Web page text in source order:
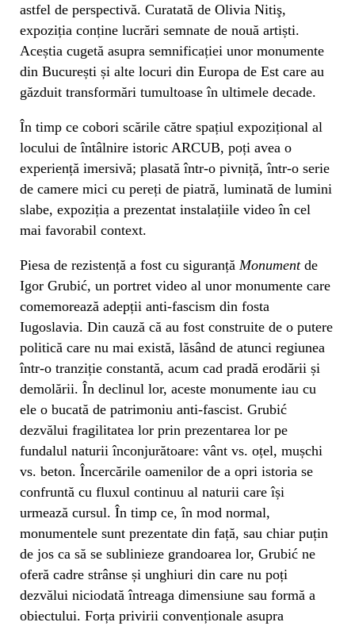
astfel de perspectivă. Curatată de Olivia Nitiş,
expoziția conține lucrări semnate de nouă artiști.
Aceștia cugetă asupra semnificației unor monumente
din București și alte locuri din Europa de Est care au
găzduit transformări tumultoase în ultimele decade.
În timp ce cobori scările către spațiul expozițional al
locului de întâlnire istoric ARCUB, poți avea o
experiență imersivă; plasată într-o pivniță, într-o serie
de camere mici cu pereți de piatră, luminată de lumini
slabe, expoziția a prezentat instalațiile video în cel
mai favorabil context.
Piesa de rezistență a fost cu siguranță Monumentde
Igor Grubić, un portret video al unor monumente care
comemorează adepții anti-fascism din fosta
Iugoslavia. Din cauză că au fost construite de o putere
politică care nu mai există, lăsând de atunci regiunea
într-o tranziție constantă, acum cad pradă erodării și
demolării. În declinul lor, aceste monumente iau cu
ele o bucată de patrimoniu anti-fascist. Grubić
dezvălui fragilitatea lor prin prezentarea lor pe
fundalul naturii înconjurătoare: vânt vs. oțel, mușchi
vs. beton. Încercările oamenilor de a opri istoria se
confruntă cu fluxul continuu al naturii care își
urmează cursul. În timp ce, în mod normal,
monumentele sunt prezentate din față, sau chiar puțin
de jos ca să se sublinieze grandoarea lor, Grubić ne
oferă cadre strânse și unghiuri din care nu poți
dezvălui niciodată întreaga dimensiune sau formă a
obiectului. Forța privirii convenționale asupra